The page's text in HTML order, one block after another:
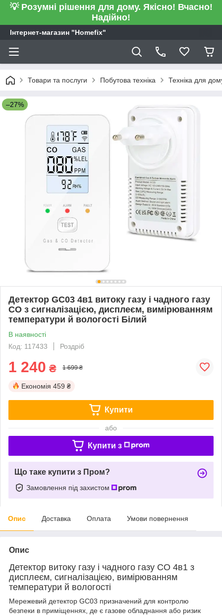
💡 Розумні рішення для дому. Якісно! Вчасно!
Надійно!
Інтернет-магазин "Homefix"
Товари та послуги Побутова техніка Техніка для
–27%
Детектор GC03 4в1 витоку газу і чадного газу
CO з сигналізацією, дисплеєм, вимірюванням
температури й вологості Білий
В наявності
Код: 117433
Роздріб
1 240 ₴ 1 699 ₴
Економія 459 ₴
Купити
або
Купити з
Що таке купити з Пром?
Замовлення під захистом
Опис Доставка Оплата Умови повернення
Опис
Детектор витоку газу і чадного газу CO 4в1 з
дисплеєм, сигналізацією, вимірюванням
температури й вологості
Мережевий детектор GC03 призначений для контролю
безпеки в приміщеннях, де є газове обладнання або ризик